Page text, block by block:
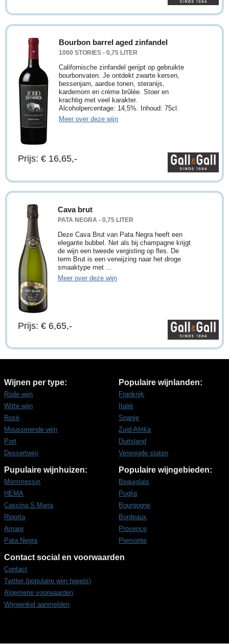
Bourbon barrel aged zinfandel
1000 STORIES - 0,75 LITER
Californische zinfandel gerijpt op gebruikte
bourbonvaten. Je ontdekt zwarte kersen,
bessenjam, aardse tonen, steranijs,
kardemom en crème brûlée. Stoer en
krachtig met veel karakter.
Alcoholpercentage: 14,5%. Inhoud: 75cl.
Meer over deze wijn
Prijs: € 16,65,-
Cava brut
PATA NEGRA - 0,75 LITER
Deze Cava Brut van Pata Negra heeft een
elegante bubbel. Net als bij champagne krijgt
de wijn een tweede vergisting op fles. De
term Brut is een verwijzing naar het droge
smaaktype met ...
Meer over deze wijn
Prijs: € 6,65,-
Wijnen per type:
Rode wijn
Witte wijn
Rosé
Mousserende wijn
Port
Dessertwijn
Populaire wijnlanden:
Frankrijk
Italië
Spanje
Zuid-Afrika
Duitsland
Verenigde staten
Pupulaire wijnhuizen:
Mommessin
HEMA
Cascina S.Maria
Riporta
Amare
Pata Negra
Populaire wijngebieden:
Beaujolais
Puglia
Bourgogne
Bordeaux
Provence
Piemonte
Contact social en voorwaarden
Contact
Twitter (populaire wijn tweets)
Algemene voorwaarden
Wijnwinkel aanmelden